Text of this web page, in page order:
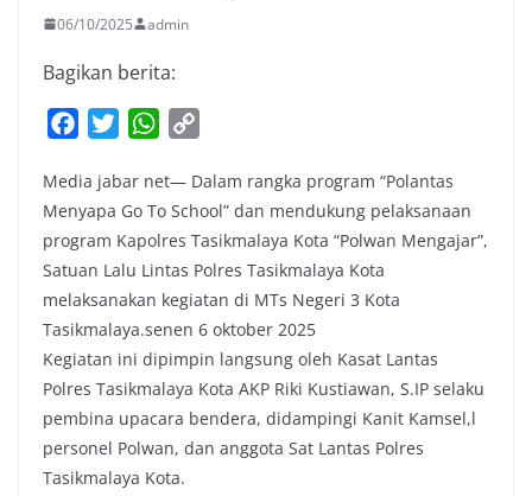
06/10/2025 admin
Bagikan berita:
c
e
b
o
o
k
i
t
t
e
r
W
a
t
s
A
p
p
p
y
L
i
n
k
Media jabar net— Dalam rangka program “Polantas
Menyapa Go To School” dan mendukung pelaksanaan
program Kapolres Tasikmalaya Kota “Polwan Mengajar”,
Satuan Lalu Lintas Polres Tasikmalaya Kota
melaksanakan kegiatan di MTs Negeri 3 Kota
Tasikmalaya.senen 6 oktober 2025
Kegiatan ini dipimpin langsung oleh Kasat Lantas
Polres Tasikmalaya Kota AKP Riki Kustiawan, S.IP selaku
pembina upacara bendera, didampingi Kanit Kamsel,l
personel Polwan, dan anggota Sat Lantas Polres
Tasikmalaya Kota.